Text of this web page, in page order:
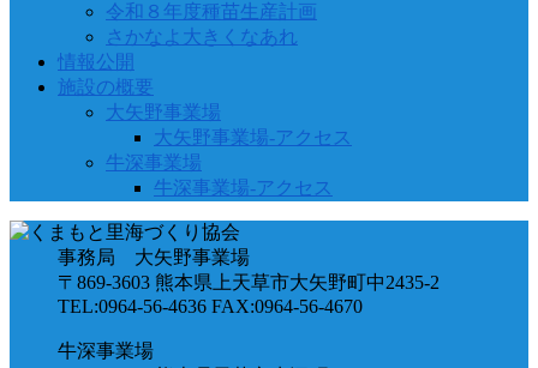
令和８年度種苗生産計画
さかなよ大きくなあれ
情報公開
施設の概要
大矢野事業場
大矢野事業場-アクセス
牛深事業場
牛深事業場-アクセス
事務局 大矢野事業場
〒869-3603 熊本県上天草市大矢野町中2435-2
TEL:0964-56-4636 FAX:0964-56-4670
牛深事業場